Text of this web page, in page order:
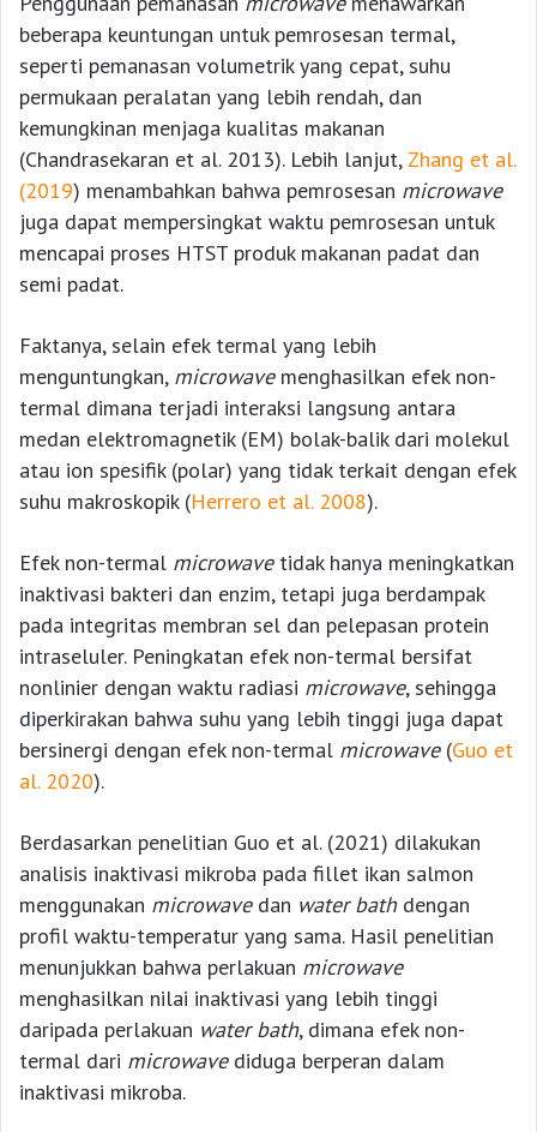
beberapa keuntungan untuk pemrosesan termal,
seperti pemanasan volumetrik yang cepat, suhu
permukaan peralatan yang lebih rendah, dan
kemungkinan menjaga kualitas makanan
(Chandrasekaran et al. 2013). Lebih lanjut, Zhang et al.
(2019) menambahkan bahwa pemrosesan microwave
juga dapat mempersingkat waktu pemrosesan untuk
mencapai proses HTST produk makanan padat dan
semi padat.
Faktanya, selain efek termal yang lebih
menguntungkan, microwave menghasilkan efek non-
termal dimana terjadi interaksi langsung antara
medan elektromagnetik (EM) bolak-balik dari molekul
atau ion spesifik (polar) yang tidak terkait dengan efek
suhu makroskopik (Herrero et al. 2008).
Efek non-termal microwavetidak hanya meningkatkan
inaktivasi bakteri dan enzim, tetapi juga berdampak
pada integritas membran sel dan pelepasan protein
intraseluler. Peningkatan efek non-termal bersifat
nonlinier dengan waktu radiasi microwave, sehingga
diperkirakan bahwa suhu yang lebih tinggi juga dapat
bersinergi dengan efek non-termal microwave(Guo et
al. 2020).
Berdasarkan penelitian Guo et al. (2021) dilakukan
analisis inaktivasi mikroba pada fillet ikan salmon
menggunakan microwavedan water bathdengan
profil waktu-temperatur yang sama. Hasil penelitian
menunjukkan bahwa perlakuan microwave
menghasilkan nilai inaktivasi yang lebih tinggi
daripada perlakuan water bath, dimana efek non-
termal dari microwavediduga berperan dalam
inaktivasi mikroba.